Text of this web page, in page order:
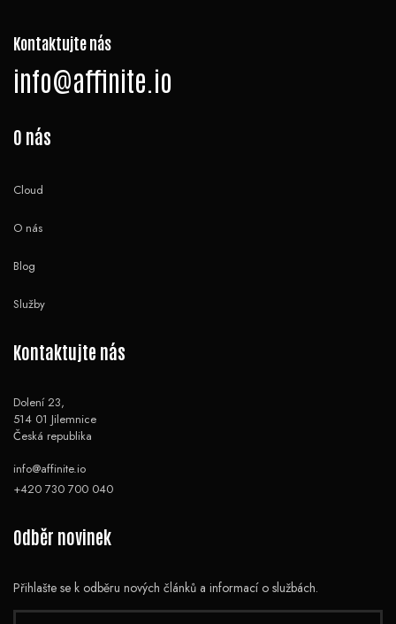
Kontaktujte nás
info@affinite.io
O nás
Cloud
O nás
Blog
Služby
Kontaktujte nás
Dolení 23,
514 01 Jilemnice
Česká republika
info@affinite.io
+420 730 700 040
Odběr novinek
Přihlašte se k odběru nových článků a informací o službách.